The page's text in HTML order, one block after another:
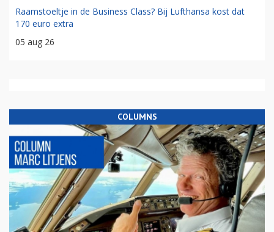
Raamstoeltje in de Business Class? Bij Lufthansa kost dat
170 euro extra
05 aug 26
COLUMNS